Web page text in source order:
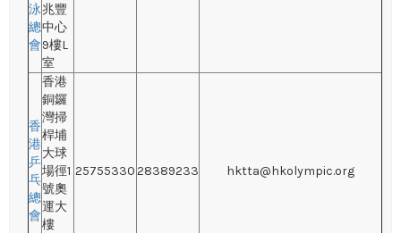
泳
總
會
兆豐
中心
9樓L
室
香
港
乒
乓
總
會
香港
銅鑼
灣掃
桿埔
大球
場徑1
號奧
運大
樓
2575533028389233 hktta@hkolympic.org